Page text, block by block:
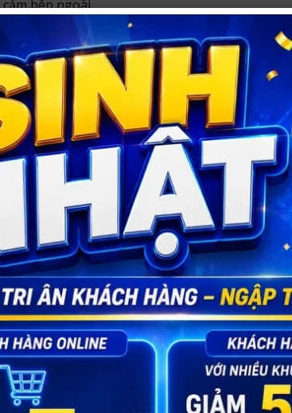
bên ngoài.
Vinhvà ship toàn quốc với hình thức đóng gói
Người Lớn 37
nội thành Vinhvàship hàng toàn quốc.
khách hàng và không ghi tên sản phẩm nhạy